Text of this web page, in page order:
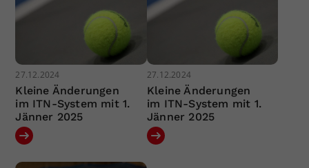
27.12.2024
Kleine Änderungen
im ITN-System mit 1.
Jänner 2025
27.12.2024
Kleine Änderungen
im ITN-System mit 1.
Jänner 2025